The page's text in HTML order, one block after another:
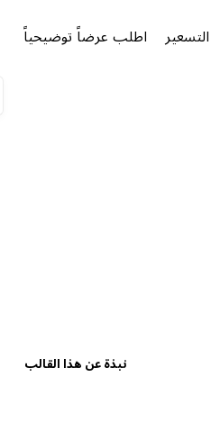
التسعير اطلب عرضاً توضيحياً
نبذة عن هذا القالب